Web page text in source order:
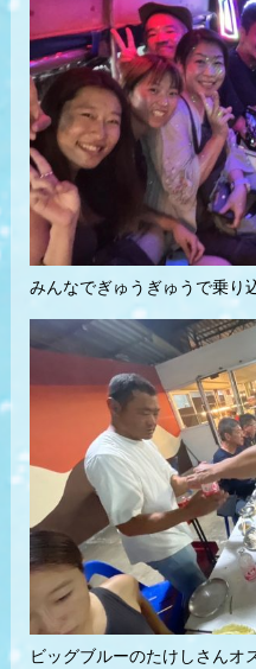
みんなでぎゅうぎゅうで乗り
ビッグブルーのたけしさんオ